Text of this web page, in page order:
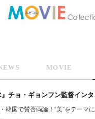
MOVIE
』チョ・ギョンフン監督イン